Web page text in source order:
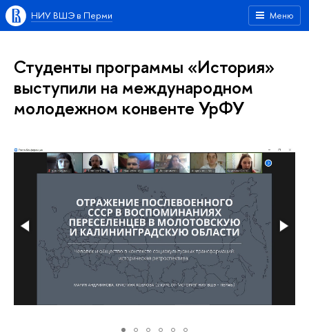
Меню
НИУ ВШЭ в Перми
Студенты программы «История»
выступили на международном
молодежном конвенте УрФУ